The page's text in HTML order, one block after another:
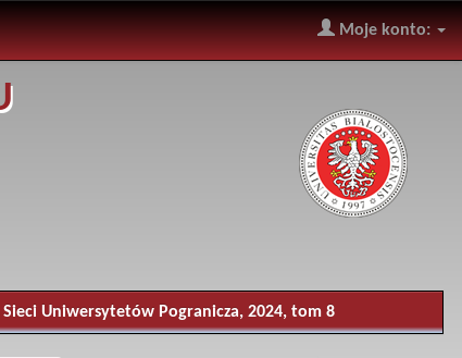
Moje konto:
Uniwersytetów Pogranicza, 2024, tom 8